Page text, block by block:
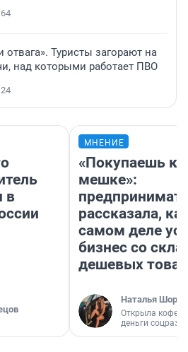
64
отвага». Туристы загорают на
над которыми работает ПВО
24
в
МНЕНИЕ
«Покупаешь
мешке»:
рассказала,
самом деле
бизнес со
дешевых
Наталья
Открыла
деньги